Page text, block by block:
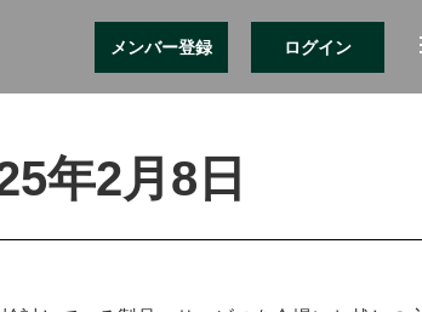
メンバー登録 ログイン
年2月8日